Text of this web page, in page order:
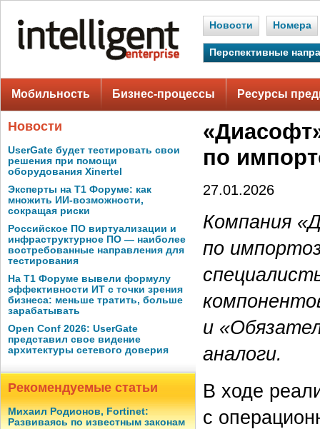
Новости Номера
Перспективные
Мобильность Бизнес-процессы Ресурсы
Новости
UserGate будет тестировать свои
решения при помощи
оборудования Xinertel
Эксперты на Т1 Форуме: как
множить ИИ-возможности,
сокращая риски
Российское ПО виртуализации и
инфраструктурное ПО — наиболее
востребованные направления для
тестирования
На Т1 Форуме вывели формулу
эффективности ИТ с точки зрения
бизнеса: меньше тратить, больше
зарабатывать
Open Conf 2026: UserGate
представил свое видение
архитектуры сетевого доверия
Рекомендуемые статьи
Михаил Родионов, Fortinet:
Развиваясь по известным законам
по
27.01.2026
Компания
по
и
аналоги.
В ходе
с